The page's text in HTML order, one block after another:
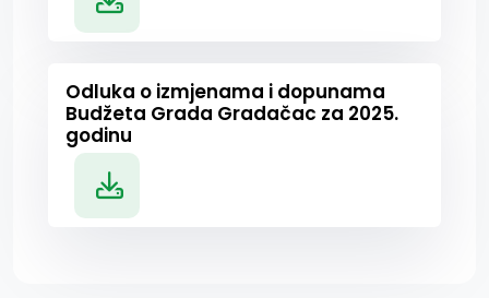
Odluka o izmjenama i dopunama
Budžeta Grada Gradačac za 2025.
godinu